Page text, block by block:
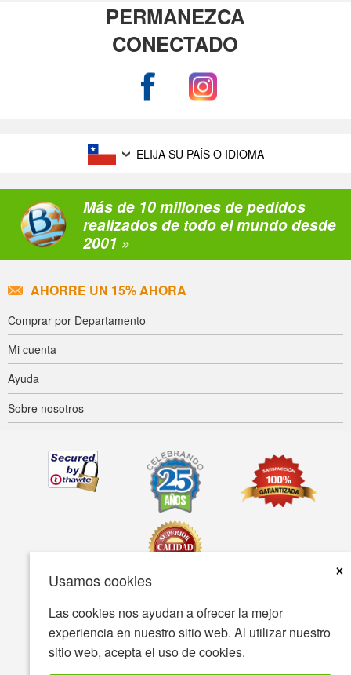
Usamos cookies
×
Las cookies nos ayudan a ofrecer la mejor
experiencia en nuestro sitio web. Al utilizar nuestro
sitio web, acepta el uso de cookies.
PERMANEZCA
CONECTADO
ELIJA SU PAÍS O IDIOMA
Más de 10 millones de pedidos
realizados de todo el mundo desde
2001 »
AHORRE UN 15% AHORA
Comprar por Departamento
Mi cuenta
Ayuda
Sobre nosotros
Accesibilidad Condiciones de uso Política de privacidad
Política de seguridad